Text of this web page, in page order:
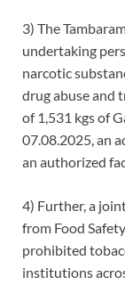
3) The
undertaking
narcotic
drug abuse and
of 1,531 kgs of
07.08.2025, an
an authorized
4) Further, a
from Food
prohibited
institutions